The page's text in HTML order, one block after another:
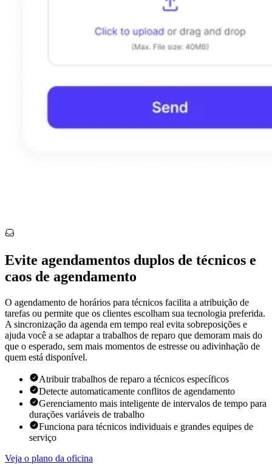
Evite agendamentos duplos de técnicos e
caos de agendamento
O agendamento de horários para técnicos facilita a atribuição de
tarefas ou permite que os clientes escolham sua tecnologia preferida.
A sincronização da agenda em tempo real evita sobreposições e
ajuda você a se adaptar a trabalhos de reparo que demoram mais do
que o esperado, sem mais momentos de estresse ou adivinhação de
quem está disponível.
Atribuir trabalhos de reparo a técnicos específicos
Detecte automaticamente conflitos de agendamento
Gerenciamento mais inteligente de intervalos de tempo para
durações variáveis de trabalho
Funciona para técnicos individuais e grandes equipes de
serviço
Veja o plano da oficina